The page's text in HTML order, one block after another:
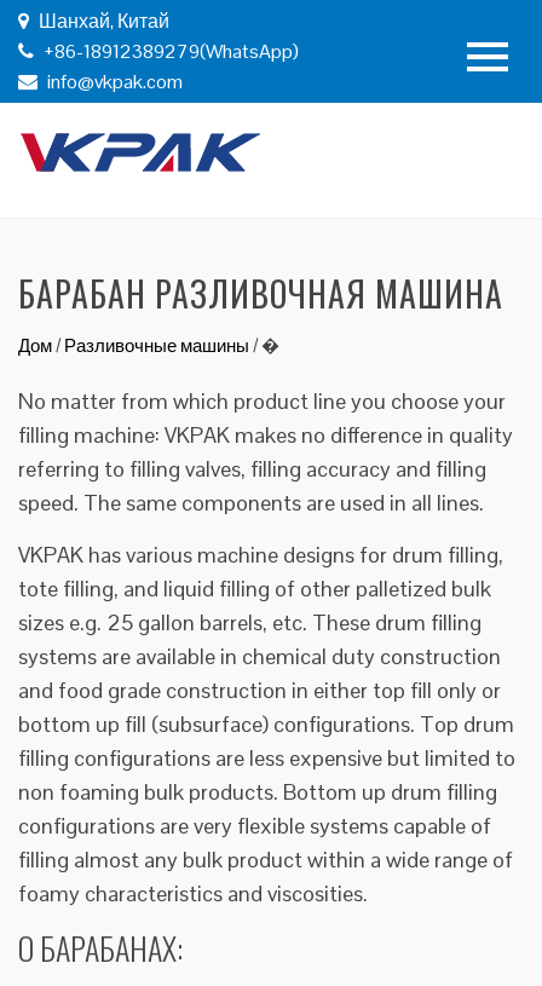
Шанхай, Китай
+86-18912389279(WhatsApp)
info@vkpak.com
БАРАБАН РАЗЛИВОЧНАЯ МАШИНА
Дом/Разливочные машины /�
No matter from which product line you choose your
filling machine: VKPAK makes no difference in quality
referring to filling valves, filling accuracy and filling
speed. The same components are used in all lines.
VKPAK has various machine designs for drum filling,
tote filling, and liquid filling of other palletized bulk
sizes e.g. 25 gallon barrels, etc. These drum filling
systems are available in chemical duty construction
and food grade construction in either top fill only or
bottom up fill (subsurface) configurations. Top drum
filling configurations are less expensive but limited to
non foaming bulk products. Bottom up drum filling
configurations are very flexible systems capable of
filling almost any bulk product within a wide range of
foamy characteristics and viscosities.
О БАРАБАНАХ: